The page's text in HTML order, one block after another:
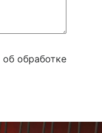
об обработке